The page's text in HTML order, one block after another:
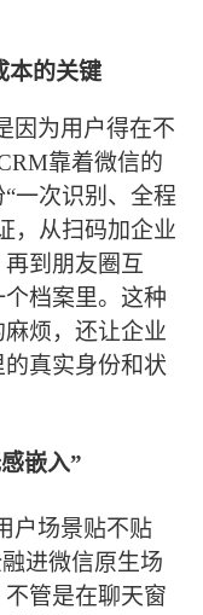
本的关键
因为用户得在不
靠着微信的
一次识别、全程
，从扫码加企业
到朋友圈互
档案里。这种
烦，还让企业
真实身份和状
嵌入”
户场景贴不贴
进微信原生场
管是在聊天窗